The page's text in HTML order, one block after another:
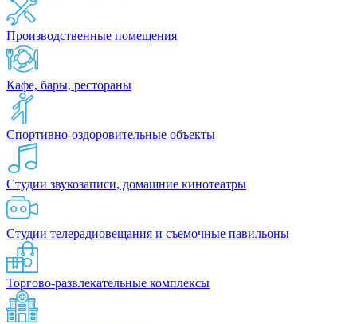
Производственные помещения
Кафе, бары, рестораны
Спортивно-оздоровительные объекты
Студии звукозаписи, домашние кинотеатры
Студии телерадиовещания и съемочные павильоны
Торгово-развлекательные комплексы